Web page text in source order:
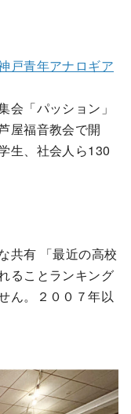
戸青年アナロギア
「パッション」
屋福音教会で開
生、社会人ら130
共有 「最近の高校
ることランキング
ん。２００７年以